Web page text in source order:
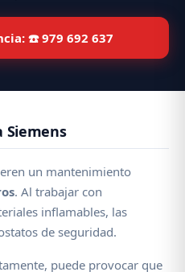
☎️ 979 692 637
Siemens
un mantenimiento
. Al trabajar con
inflamables, las
de seguridad.
puede provocar que